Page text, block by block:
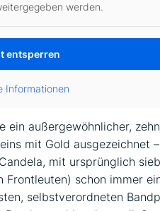
werden.
entsperren
Informationen
außergewöhnlicher,
mit Gold ausgezeichnet
mit ursprünglich
schon immer
selbstverordneten